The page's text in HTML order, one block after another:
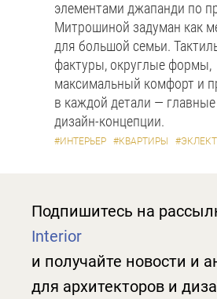
элементами джапанди по
Митрошиной задуман как
для большой семьи.
фактуры, округлые формы,
максимальный комфорт и
в каждой детали —
дизайн-концепции.
#ИНТЕРЬЕР #КВАРТИРЫ
Подпишитесь на
Interior
и получайте новости и
для архитекторов и